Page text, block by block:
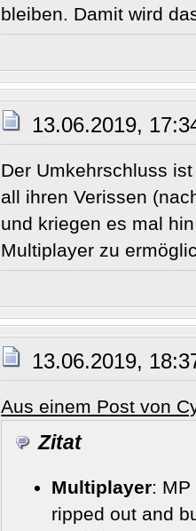
bleiben. Damit wird
13.06.2019,
Der Umkehrschluss
all ihren Verissen
und kriegen es mal
Multiplayer zu
13.06.2019,
Aus einem Post von
Zitat
Multiplayer:
ripped out and